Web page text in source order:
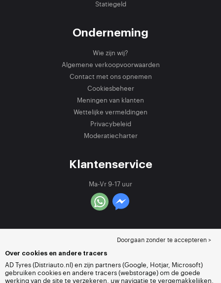
Statiegeld
Onderneming
Wie zijn wij?
Algemene verkoopvoorwaarden
Contact met ons opnemen
Cookiesbeheer
Meningen van klanten
Wettelijke vermeldingen
Privacybeleid
Moderatiecharter
Klantenservice
Ma-Vr 9-17 uur
Doorgaan zonder te accepteren >
Over cookies en andere tracers
AD Tyres (Distriauto.nl) en zijn partners (Google, Hotjar, Microsoft)
gebruiken cookies en andere tracers (webstorage) om de goede
werking van de site te verzekeren, uw navigatie te vergemakkelijken,